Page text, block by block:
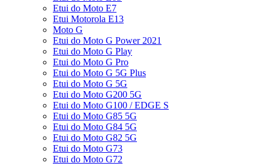
Etui do Moto E7
Etui Motorola E13
Moto G
Etui do Moto G Power 2021
Etui do Moto G Play
Etui do Moto G Pro
Etui do Moto G 5G Plus
Etui do Moto G 5G
Etui do Moto G200 5G
Etui do Moto G100 / EDGE S
Etui do Moto G85 5G
Etui do Moto G84 5G
Etui do Moto G82 5G
Etui do Moto G73
Etui do Moto G72